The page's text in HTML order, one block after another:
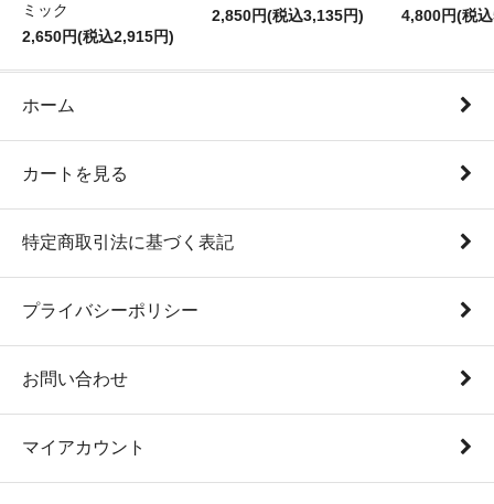
ミック
2,650円(税込2,915円)
2,850円(税込3,135円)
4,800円(税
ホーム
カートを見る
特定商取引法に基づく表記
プライバシーポリシー
お問い合わせ
マイアカウント